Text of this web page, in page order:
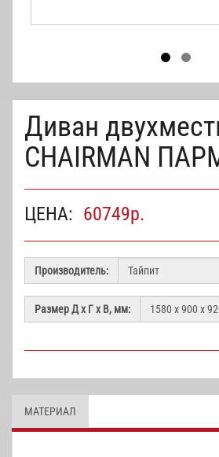
Диван
CHAIRMAN
ЦЕНА: 60749р.
Производитель:
Размер Д х Г х В, мм:
МАТЕРИАЛ